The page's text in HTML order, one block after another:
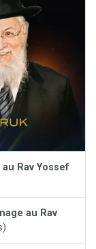
au Rav Yossef
au Rav